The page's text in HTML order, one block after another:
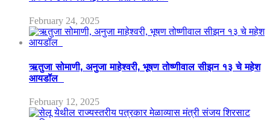
February 24, 2025
ऋतुजा सोमाणी, अनुजा माहेश्वरी, भूषण तोष्णीवाल सीझन १३ चे महेश
आयडॉल
February 12, 2025